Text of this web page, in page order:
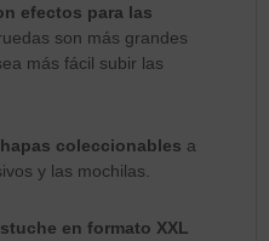
efectos para las
son más grandes
más fácil subir las
coleccionables a
y las mochilas.
en formato XXL